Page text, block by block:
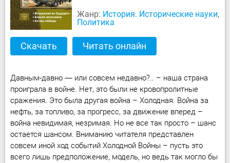
Жанр: История. Исторические науки,
Политика
Скачать Читать онлайн
Давным-давно ― или совсем недавно?.. – наша страна
проиграла в войне. Нет, это были не кровопролитные
сражения. Это была другая война – Холодная. Война за
нефть, за топливо, за прогресс, за движение вперед –
война невидимая, незримая. Но не все так просто – шанс
остается шансом. Вниманию читателя представлен
совсем иной ход событий Холодной Войны – пусть это
всего лишь предположение, модель, но ведь так могло бы